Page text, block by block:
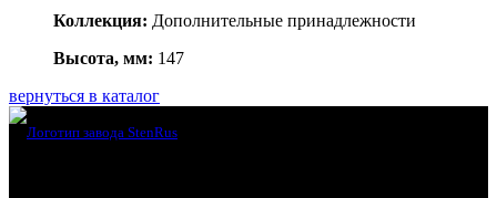
Коллекция: Дополнительные принадлежности
Высота, мм: 147
вернуться в каталог